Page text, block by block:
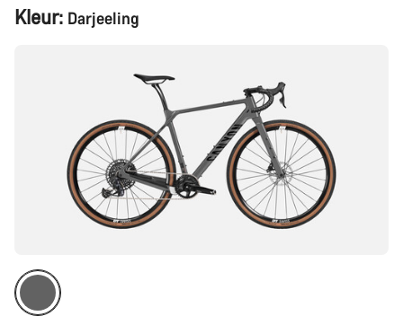
Productconfiguratie
Kleur: Darjeeling